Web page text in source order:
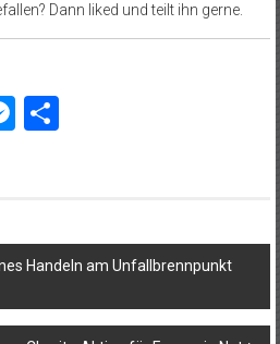
Dann liked und teilt ihn gerne.
Messenger
Handeln am Unfallbrennpunkt